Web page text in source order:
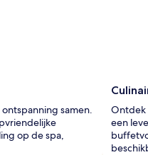
samen.
op de spa,
Ontdek
een